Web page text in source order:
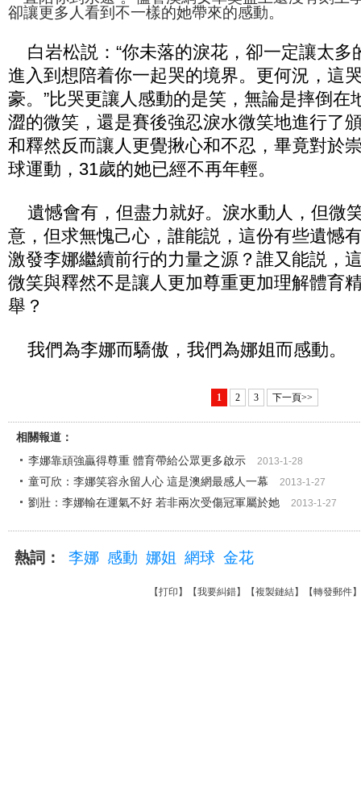
卻讓更多人看到不一樣的她帶來的感動。
白岩松説：“你未落的淚花，卻一定讓太多
進入到想陪着你一起哭的境界。更何況，這
豪。”比哭更讓人感動的是笑，無論是摔倒在
澀的微笑，還是賽後強忍淚水微笑地進行了
和釋然反而讓人更覺揪心和不忍，畢竟對於
球運動，31歲的她已經不再年輕。
遺憾會有，但盡力就好。淚水動人，但微
意，但求無愧己心，誰能説，這份有些遺憾
激發李娜繼續前行的力量之源？誰又能説，
微笑與釋然不是讓人更加尊重更加理解體育
舉？
我們為李娜而驕傲，我們為娜姐而感動。
1 2 3 下一頁>>
相關報道：
李娜靠頑強贏得尊重 體育帶給公眾更多啟示
2013-1-28
童可欣：李娜笑容永留人心 這是澳網最感人一幕 2013-1-27
劉壯：李娜輸在運氣不好 若非兩次受傷冠軍屬於她 2013-1-27
熱詞： 李娜 感動 娜姐 網球 金花
【打印 】【我要糾錯】【複製鏈結】【轉發郵件